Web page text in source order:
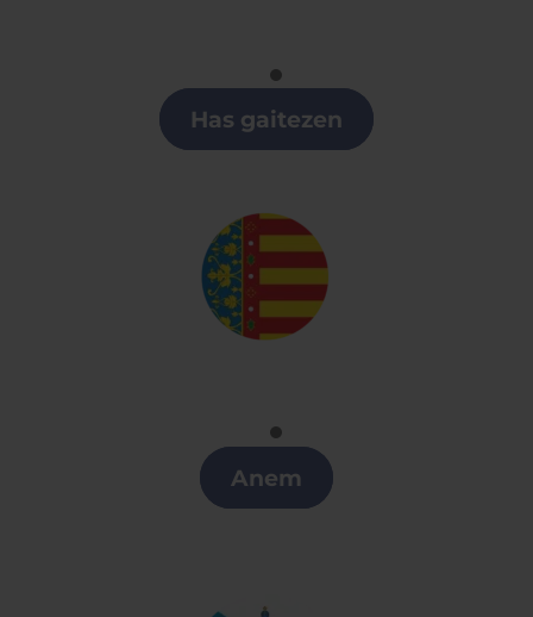
Clases de Euskera en Arroyomolinos
Has gaitezen
Clases de Valenciano en Arroyomolinos
Anem